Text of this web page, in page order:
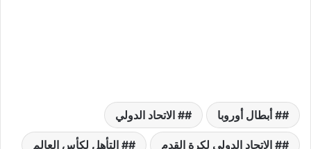
# أبطال أوروبا # الاتحاد الدولي
# الاتحاد الدولي لكرة القدم # التأهل لكأس العالم